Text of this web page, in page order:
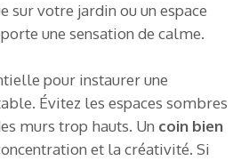
sur votre jardin ou un espace
une sensation de calme.
pour instaurer une
Évitez les espaces sombres
murs trop hauts. Un coin bien
et la créativité. Si